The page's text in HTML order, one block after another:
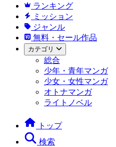
ランキング
ミッション
ジャンル
無料・セール作品
カテゴリ
総合
少年・青年マンガ
少女・女性マンガ
オトナマンガ
ライトノベル
トップ
検索